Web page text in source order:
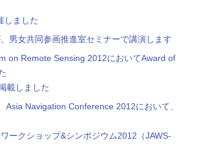
しました
男女共同参画推進室セミナーで講演します
on Remote Sensing 2012においてAward of
載しました
Navigation Conference 2012において、
ークショップ&シンポジウム2012（JAWS-